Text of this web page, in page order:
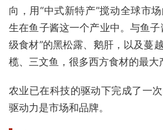
向，用“中式新特产”搅动全球市
生在鱼子酱这一个产业中。与鱼子
级食材”的黑松露、鹅肝，以及蔓
榄、三文鱼，很多西方食材的最大
农业已在科技的驱动下完成了一
驱动力是市场和品牌。